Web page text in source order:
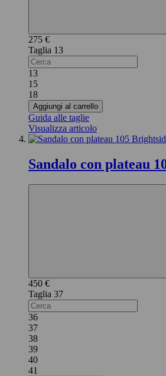
275 €
13
13
15
18
Aggiungi al carrello
Guida alle taglie
Visualizza articolo
Sandalo con plateau
450 €
37
36
37
38
39
40
41